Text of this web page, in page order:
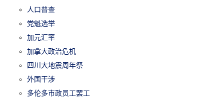
人口普查
党魁选举
加元汇率
加拿大政治危机
四川大地震周年祭
外国干涉
多伦多市政员工罢工